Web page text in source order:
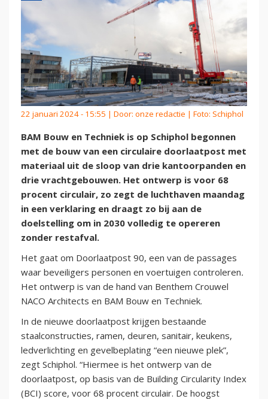
22 januari 2024 - 15:55 | Door: onze redactie | Foto: Schiphol
BAM Bouw en Techniek is op Schiphol begonnen
met de bouw van een circulaire doorlaatpost met
materiaal uit de sloop van drie kantoorpanden en
drie vrachtgebouwen. Het ontwerp is voor 68
procent circulair, zo zegt de luchthaven maandag
in een verklaring en draagt zo bij aan de
doelstelling om in 2030 volledig te opereren
zonder restafval.
Het gaat om Doorlaatpost 90, een van de passages
waar beveiligers personen en voertuigen controleren.
Het ontwerp is van de hand van Benthem Crouwel
NACO Architects en BAM Bouw en Techniek.
In de nieuwe doorlaatpost krijgen bestaande
staalconstructies, ramen, deuren, sanitair, keukens,
ledverlichting en gevelbeplating “een nieuwe plek”,
zegt Schiphol. “Hiermee is het ontwerp van de
doorlaatpost, op basis van de Building Circularity Index
(BCI) score, voor 68 procent circulair. De hoogst